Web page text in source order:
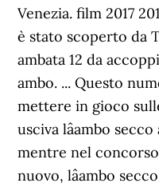
Venezia. film 2017
è stato scoperto da
ambata 12 da
ambo. ... Questo
mettere in gioco
usciva lâambo
mentre nel
nuovo, lâambo